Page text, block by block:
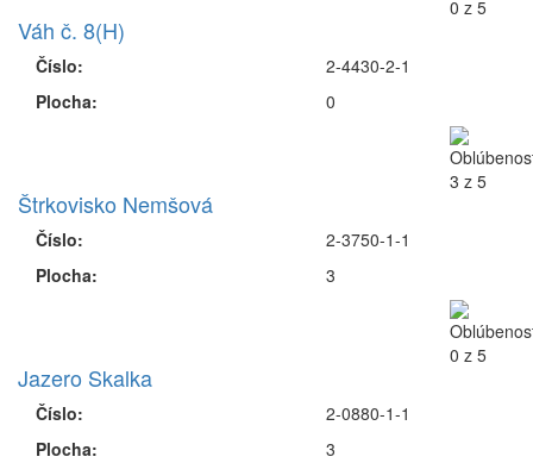
Váh č. 8(H)
Číslo:
Plocha:
2-4430-2-1
0
Štrkovisko Nemšová
Číslo:
Plocha:
2-3750-1-1
3
Jazero Skalka
Číslo:
Plocha:
2-0880-1-1
3